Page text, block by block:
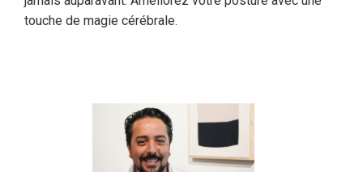
touche de magie cérébrale.